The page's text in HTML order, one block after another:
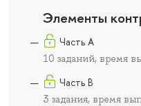
Элементы
Часть А
10 заданий, время
Часть В
3 задания, время